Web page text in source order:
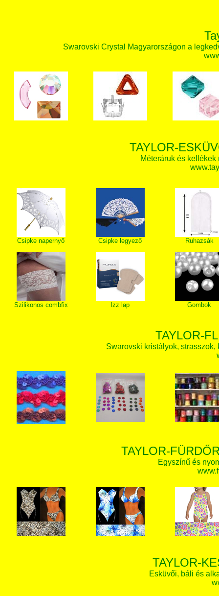
Swarovski Crystal Magyarországon a
TAYLOR-
Méteráruk és
Csipke napernyő Csipke legyező Ruhazsák
Szilikonos combfix Izz lap Gombok
TAYLOR-
Swarovski kristályok,
TAYLOR-
Egyszínű és
TAYLOR-
Esküvői, báli és